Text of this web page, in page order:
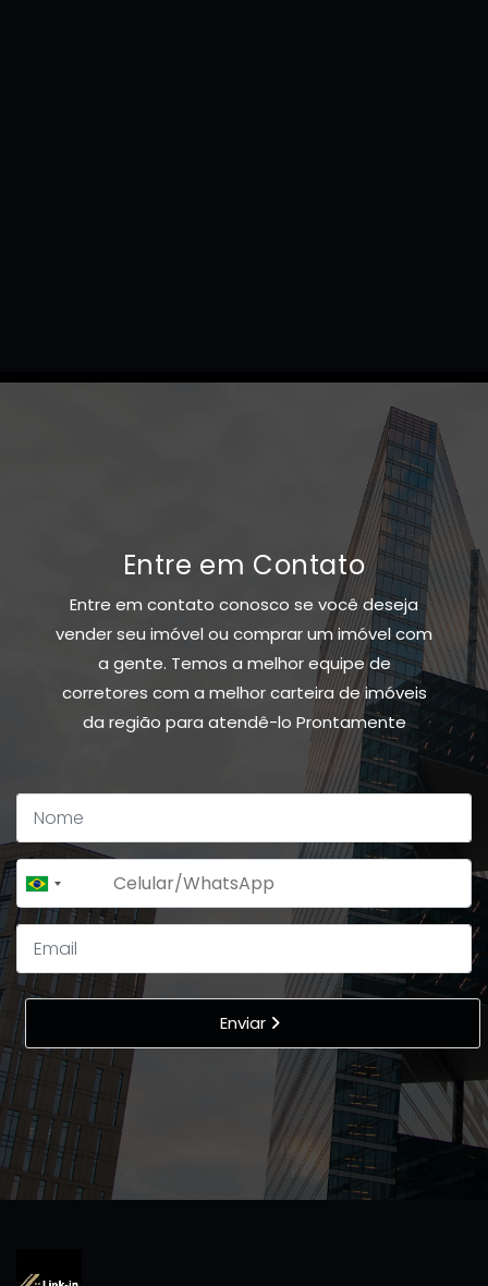
Entre em Contato
Entre em contato conosco se você deseja
vender seu imóvel ou comprar um imóvel com
a gente. Temos a melhor equipe de
corretores com a melhor carteira de imóveis
da região para atendê-lo Prontamente
Brazil
+55
Enviar